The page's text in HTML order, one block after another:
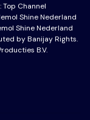
Top Channel
Shine Nederland
Shine Nederland
by Banijay Rights.
B.V.